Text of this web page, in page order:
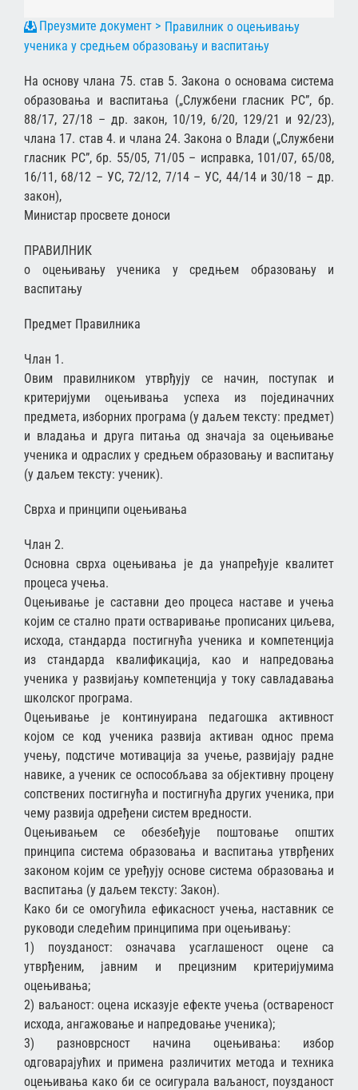
Правилник о оцењивању
ученика у средњем образовању и васпитању
На основу члана 75. став 5. Закона о основама система
образовања и васпитања („Службени гласник РС”, бр.
88/17, 27/18 – др. закон, 10/19, 6/20, 129/21 и 92/23),
члана 17. став 4. и члана 24. Закона о Влади („Службени
гласник РС”, бр. 55/05, 71/05 – исправка, 101/07, 65/08,
16/11, 68/12 – УС, 72/12, 7/14 – УС, 44/14 и 30/18 – др.
закон),
Министар просвете доноси
ПРАВИЛНИК
о оцењивању ученика у средњем образовању и
васпитању
Предмет Правилника
Члан 1.
Овим правилником утврђују се начин, поступак и
критеријуми оцењивања успеха из појединачних
предмета, изборних програма (у даљем тексту: предмет)
и владања и друга питања од значаја за оцењивање
ученика и одраслих у средњем образовању и васпитању
(у даљем тексту: ученик).
Сврха и принципи оцењивања
Члан 2.
Основна сврха оцењивања је да унапређује квалитет
процеса учења.
Оцењивање је саставни део процеса наставе и учења
којим се стално прати остваривање прописаних циљева,
исхода, стандарда постигнућа ученика и компетенција
из стандарда квалификација, као и напредовања
ученика у развијању компетенција у току савладавања
школског програма.
Оцењивање је континуирана педагошка активност
којом се код ученика развија активан однос према
учењу, подстиче мотивација за учење, развијају радне
навике, а ученик се оспособљава за објективну процену
сопствених постигнућа и постигнућа других ученика, при
чему развија одређени систем вредности.
Оцењивањем се обезбеђује поштовање општих
принципа система образовања и васпитања утврђених
законом којим се уређују основе система образовања и
васпитања (у даљем тексту: Закон).
Како би се омогућила ефикасност учења, наставник се
руководи следећим принципима при оцењивању:
1) поузданост: означава усаглашеност оцене са
утврђеним, јавним и прецизним критеријумима
оцењивања;
2) ваљаност: оцена исказује ефекте учења (оствареност
исхода, ангажовање и напредовање ученика);
3) разноврсност начина оцењивања: избор
одговарајућих и примена различитих метода и техника
оцењивања како би се осигурала ваљаност, поузданост